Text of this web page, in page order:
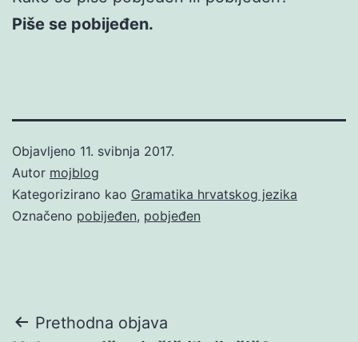
Piše se pobijeđen.
Objavljeno 11. svibnja 2017.
Autor mojblog
Kategorizirano kao Gramatika hrvatskog jezika
Označeno pobijeđen, pobjeđen
Navigacija
Prethodna objava